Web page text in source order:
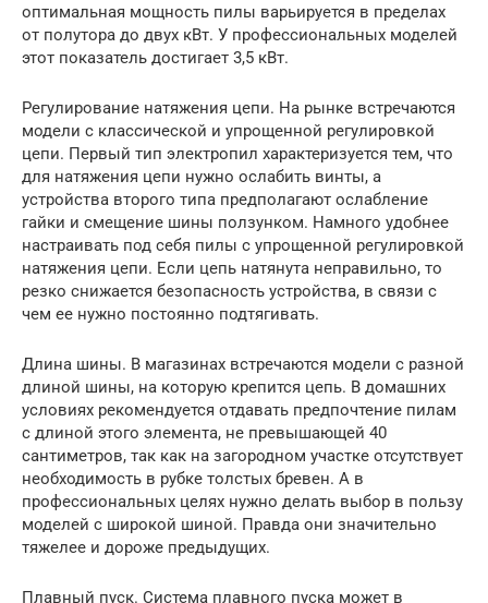
оптимальная мощность пилы варьируется в пределах
от полутора до двух кВт. У профессиональных моделей
этот показатель достигает 3,5 кВт.
Регулирование натяжения цепи. На рынке встречаются
модели с классической и упрощенной регулировкой
цепи. Первый тип электропил характеризуется тем, что
для натяжения цепи нужно ослабить винты, а
устройства второго типа предполагают ослабление
гайки и смещение шины ползунком. Намного удобнее
настраивать под себя пилы с упрощенной регулировкой
натяжения цепи. Если цепь натянута неправильно, то
резко снижается безопасность устройства, в связи с
чем ее нужно постоянно подтягивать.
Длина шины. В магазинах встречаются модели с разной
длиной шины, на которую крепится цепь. В домашних
условиях рекомендуется отдавать предпочтение пилам
с длиной этого элемента, не превышающей 40
сантиметров, так как на загородном участке отсутствует
необходимость в рубке толстых бревен. А в
профессиональных целях нужно делать выбор в пользу
моделей с широкой шиной. Правда они значительно
тяжелее и дороже предыдущих.
Плавный пуск. Система плавного пуска может в